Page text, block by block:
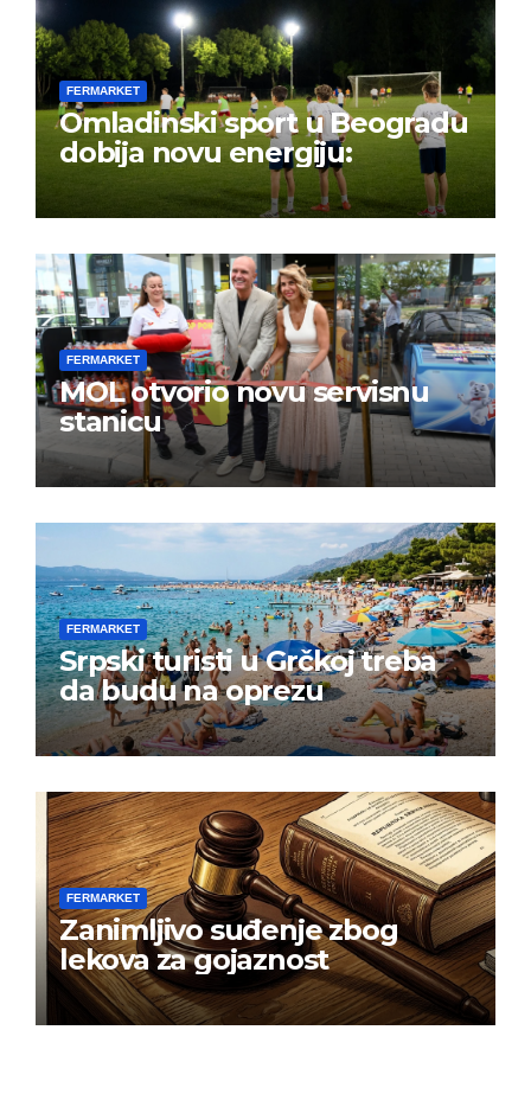
FERMARKET
Omladinski sport u Beogradu
dobija novu energiju:
FERMARKET
MOL otvorio novu servisnu
stanicu
FERMARKET
Srpski turisti u Grčkoj treba
da budu na oprezu
FERMARKET
Zanimljivo suđenje zbog
lekova za gojaznost